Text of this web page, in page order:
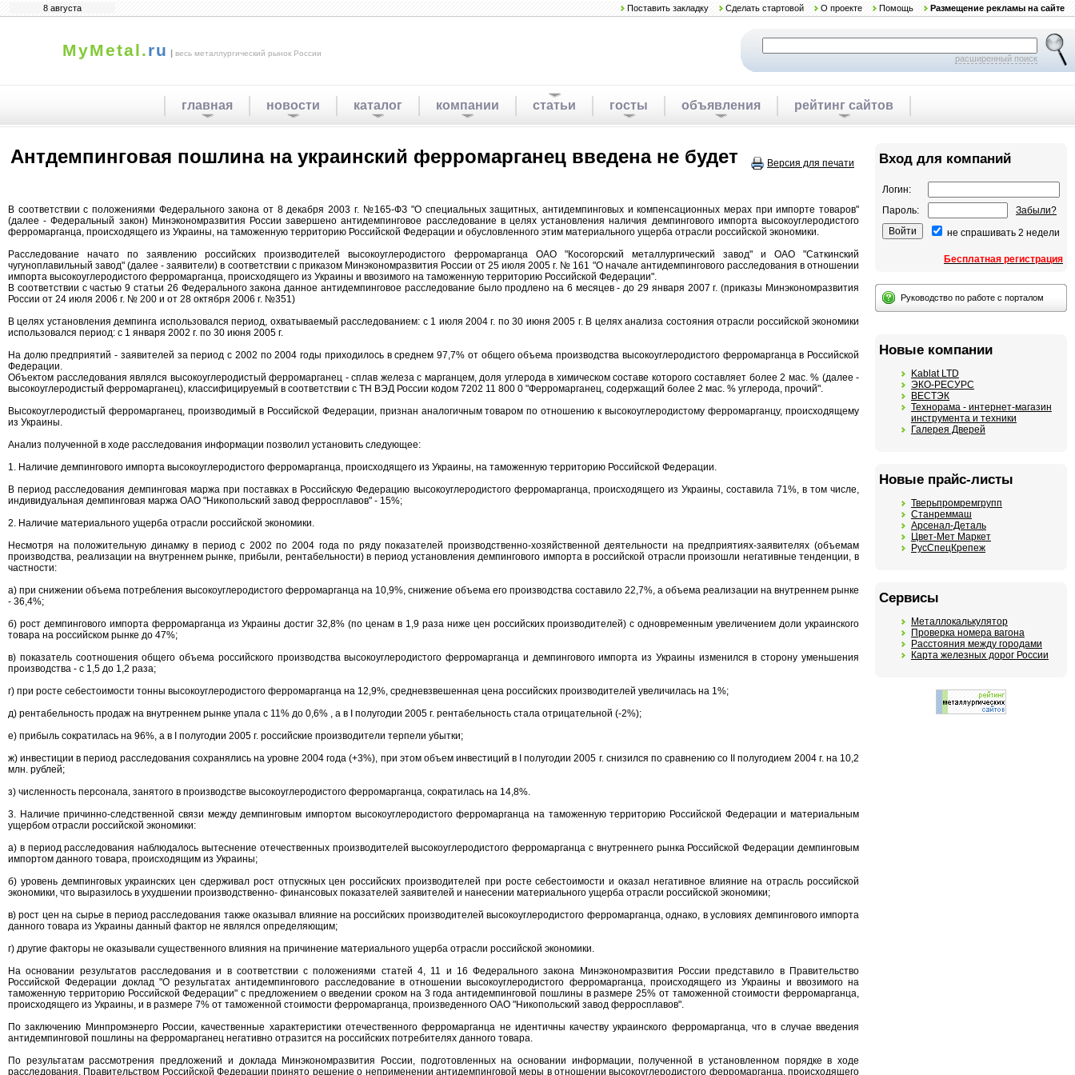
8 августа Поставить закладку Сделать стартовой О проекте Помощь Размещение рекламы на сайте
MyMetal.ru | весь металлургический рынок России
расширенный поиск
главная новости каталог компании статьи госты объявления рейтинг сайтов
Антдемпинговая пошлина на украинский ферромарганец введена не будет Версия для печати
В соответствии с положениями Федерального закона от 8 декабря 2003 г. №165-ФЗ "О специальных защитных, антидемпинговых и компенсационных мерах при импорте товаров"
(далее - Федеральный закон) Минэкономразвития России завершено антидемпинговое расследование в целях установления наличия демпингового импорта высокоуглеродистого
ферромарганца, происходящего из Украины, на таможенную территорию Российской Федерации и обусловленного этим материального ущерба отрасли российской экономики.
Расследование начато по заявлению российских производителей высокоуглеродистого ферромарганца ОАО "Косогорский металлургический завод" и ОАО "Саткинский
чугуноплавильный завод" (далее - заявители) в соответствии с приказом Минэкономразвития России от 25 июля 2005 г. № 161 "О начале антидемпингового расследования в отношении
импорта высокоуглеродистого ферромарганца, происходящего из Украины и ввозимого на таможенную территорию Российской Федерации".
В соответствии с частью 9 статьи 26 Федерального закона данное антидемпинговое расследование было продлено на 6 месяцев - до 29 января 2007 г. (приказы Минэкономразвития
России от 24 июля 2006 г. № 200 и от 28 октября 2006 г. №351)
В целях установления демпинга использовался период, охватываемый расследованием: с 1 июля 2004 г. по 30 июня 2005 г. В целях анализа состояния отрасли российской экономики
использовался период: с 1 января 2002 г. по 30 июня 2005 г.
На долю предприятий - заявителей за период с 2002 по 2004 годы приходилось в среднем 97,7% от общего объема производства высокоуглеродистого ферромарганца в Российской
Федерации.
Объектом расследования являлся высокоуглеродистый ферромарганец - сплав железа с марганцем, доля углерода в химическом составе которого составляет более 2 мас. % (далее -
высокоуглеродистый ферромарганец), классифицируемый в соответствии с ТН ВЭД России кодом 7202 11 800 0 "Ферромарганец, содержащий более 2 мас. % углерода, прочий".
Высокоуглеродистый ферромарганец, производимый в Российской Федерации, признан аналогичным товаром по отношению к высокоуглеродистому ферромарганцу, происходящему
из Украины.
Анализ полученной в ходе расследования информации позволил установить следующее:
1. Наличие демпингового импорта высокоуглеродистого ферромарганца, происходящего из Украины, на таможенную территорию Российской Федерации.
В период расследования демпинговая маржа при поставках в Российскую Федерацию высокоуглеродистого ферромарганца, происходящего из Украины, составила 71%, в том числе,
индивидуальная демпинговая маржа ОАО "Никопольский завод ферросплавов" - 15%;
2. Наличие материального ущерба отрасли российской экономики.
Несмотря на положительную динамку в период с 2002 по 2004 года по ряду показателей производственно-хозяйственной деятельности на предприятиях-заявителях (объемам
производства, реализации на внутреннем рынке, прибыли, рентабельности) в период установления демпингового импорта в российской отрасли произошли негативные тенденции, в
частности:
а) при снижении объема потребления высокоуглеродистого ферромарганца на 10,9%, снижение объема его производства составило 22,7%, а объема реализации на внутреннем рынке
- 36,4%;
б) рост демпингового импорта ферромарганца из Украины достиг 32,8% (по ценам в 1,9 раза ниже цен российских производителей) с одновременным увеличением доли украинского
товара на российском рынке до 47%;
в) показатель соотношения общего объема российского производства высокоуглеродистого ферромарганца и демпингового импорта из Украины изменился в сторону уменьшения
производства - с 1,5 до 1,2 раза;
г) при росте себестоимости тонны высокоуглеродистого ферромарганца на 12,9%, средневзвешенная цена российских производителей увеличилась на 1%;
д) рентабельность продаж на внутреннем рынке упала с 11% до 0,6% , а в I полугодии 2005 г. рентабельность стала отрицательной (-2%);
е) прибыль сократилась на 96%, а в I полугодии 2005 г. российские производители терпели убытки;
ж) инвестиции в период расследования сохранялись на уровне 2004 года (+3%), при этом объем инвестиций в I полугодии 2005 г. снизился по сравнению со II полугодием 2004 г. на 10,2
млн. рублей;
з) численность персонала, занятого в производстве высокоуглеродистого ферромарганца, сократилась на 14,8%.
3. Наличие причинно-следственной связи между демпинговым импортом высокоуглеродистого ферромарганца на таможенную территорию Российской Федерации и материальным
ущербом отрасли российской экономики:
а) в период расследования наблюдалось вытеснение отечественных производителей высокоуглеродистого ферромарганца с внутреннего рынка Российской Федерации демпинговым
импортом данного товара, происходящим из Украины;
б) уровень демпинговых украинских цен сдерживал рост отпускных цен российских производителей при росте себестоимости и оказал негативное влияние на отрасль российской
экономики, что выразилось в ухудшении производственно- финансовых показателей заявителей и нанесении материального ущерба отрасли российской экономики;
в) рост цен на сырье в период расследования также оказывал влияние на российских производителей высокоуглеродистого ферромарганца, однако, в условиях демпингового импорта
данного товара из Украины данный фактор не являлся определяющим;
г) другие факторы не оказывали существенного влияния на причинение материального ущерба отрасли российской экономики.
На основании результатов расследования и в соответствии с положениями статей 4, 11 и 16 Федерального закона Минэкономразвития России представило в Правительство
Российской Федерации доклад "О результатах антидемпингового расследование в отношении высокоуглеродистого ферромарганца, происходящего из Украины и ввозимого на
таможенную территорию Российской Федерации" с предложением о введении сроком на 3 года антидемпинговой пошлины в размере 25% от таможенной стоимости ферромарганца,
происходящего из Украины, и в размере 7% от таможенной стоимости ферромарганца, произведенного ОАО "Никопольский завод ферросплавов".
По заключению Минпромэнерго России, качественные характеристики отечественного ферромарганца не идентичны качеству украинского ферромарганца, что в случае введения
антидемпинговой пошлины на ферромарганец негативно отразится на российских потребителях данного товара.
По результатам рассмотрения предложений и доклада Минэкономразвития России, подготовленных на основании информации, полученной в установленном порядке в ходе
расследования, Правительством Российской Федерации принято решение о неприменении антидемпинговой меры в отношении высокоуглеродистого ферромарганца, происходящего
Вход для компаний
Логин:
Пароль:
Забыли?
не спрашивать 2 недели
Бесплатная регистрация
Руководство по работе с порталом
Новые компании
Kablat LTD
ЭКО-РЕСУРС
ВЕСТЭК
Технорама - интернет-магазин
инструмента и техники
Галерея Дверей
Новые прайс-листы
Тверьпромремгрупп
Станреммаш
Арсенал-Деталь
Цвет-Мет Маркет
РусСпецКрепеж
Сервисы
Металлокалькулятор
Проверка номера вагона
Расстояния между городами
Карта железных дорог России